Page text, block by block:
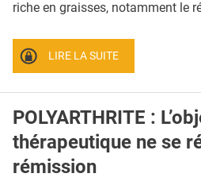
CONTACT
riche en graisses, notamment le
LIRE LA SUITE
POLYARTHRITE :
thérapeutique ne se
rémission